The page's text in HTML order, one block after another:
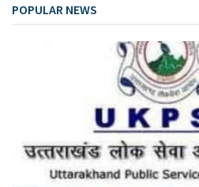
POPULAR NEWS